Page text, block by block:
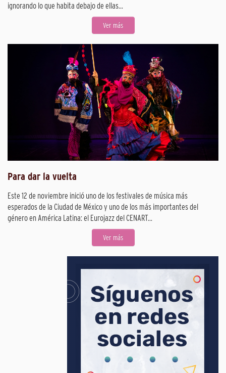
ignorando lo que habita debajo de ellas...
Ver más
Para dar la vuelta
Este 12 de noviembre inició uno de los festivales de música más
esperados de la Ciudad de México y uno de los más importantes del
género en América Latina: el Eurojazz del CENART...
Ver más